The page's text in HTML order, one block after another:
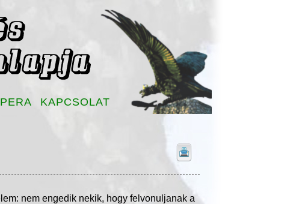
KAPCSOLAT
nem engedik nekik, hogy felvonuljanak a